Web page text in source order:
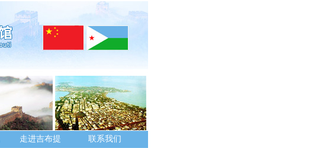
走进吉布提 联系我们